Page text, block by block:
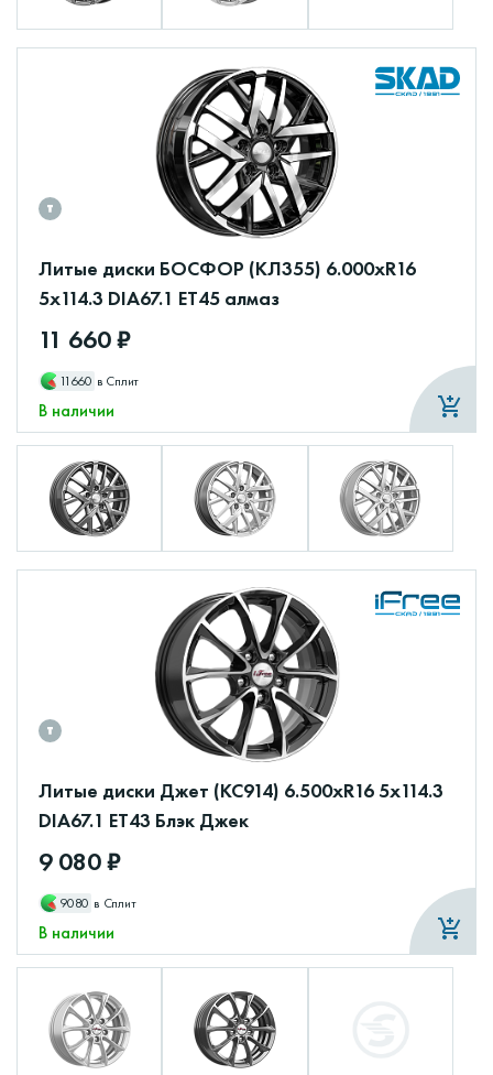
Литые диски БОСФОР (КЛ355) 6.000xR16
5x114.3 DIA67.1 ET45 алмаз
11 660 ₽
11660 в Сплит
В наличии
Литые диски Джет (КС914) 6.500xR16 5x114.3
DIA67.1 ET43 Блэк Джек
9 080 ₽
9080 в Сплит
В наличии